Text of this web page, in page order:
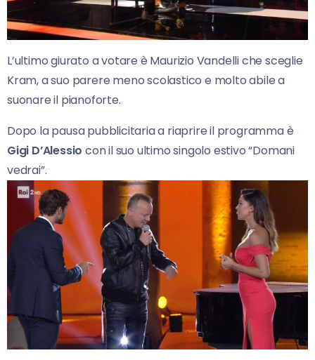
L’ultimo giurato a votare è Maurizio Vandelli che sceglie
Kram, a suo parere meno scolastico e molto abile a
suonare il pianoforte.
Dopo la pausa pubblicitaria a riaprire il programma è
Gigi D’Alessio con il suo ultimo singolo estivo “Domani
vedrai”.